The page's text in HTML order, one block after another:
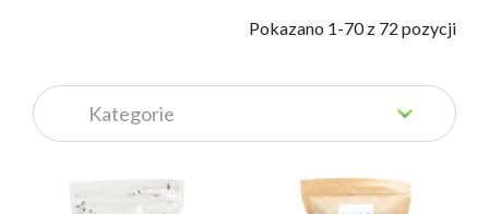
            Pokazano 1-70 z 72 pozycji